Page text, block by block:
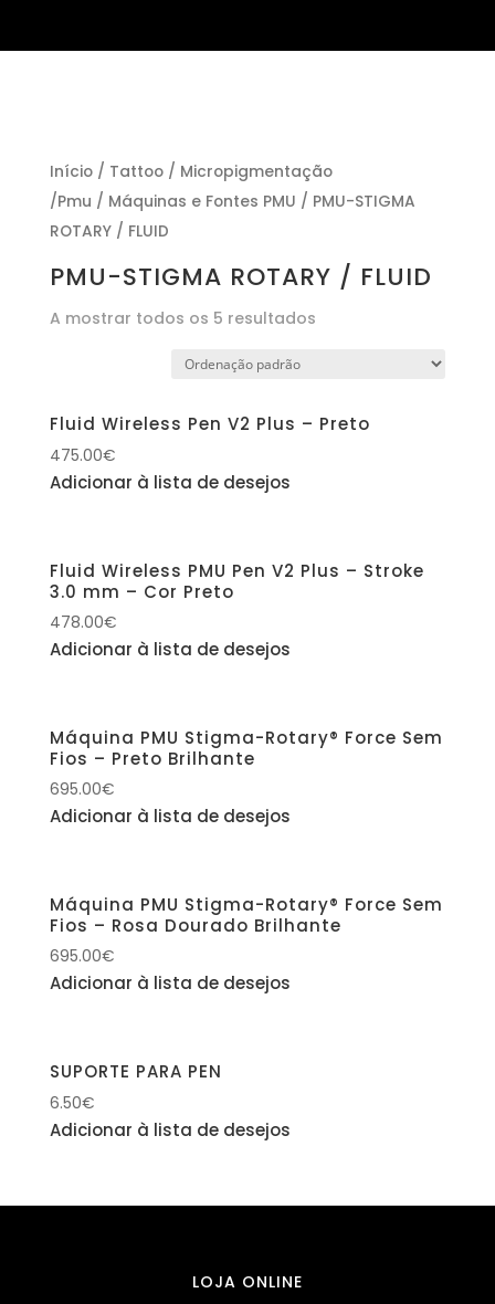
Início/ Tattoo/ Micropigmentação
/Pmu / Máquinas e Fontes PMU / PMU-STIGMA
ROTARY / FLUID
PMU-STIGMA ROTARY / FLUID
A mostrar todos os 5 resultados
Fluid Wireless Pen V2 Plus – Preto
475.00€
Adicionar à lista de desejos
Fluid Wireless PMU Pen V2 Plus – Stroke
3.0 mm – Cor Preto
478.00€
Adicionar à lista de desejos
Máquina PMU Stigma-Rotary® Force Sem
Fios – Preto Brilhante
695.00€
Adicionar à lista de desejos
Máquina PMU Stigma-Rotary® Force Sem
Fios – Rosa Dourado Brilhante
695.00€
Adicionar à lista de desejos
SUPORTE PARA PEN
6.50€
Adicionar à lista de desejos
LOJA ONLINE